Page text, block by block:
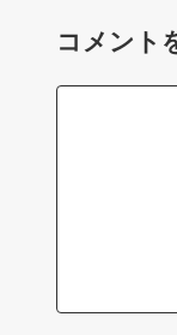
コメント